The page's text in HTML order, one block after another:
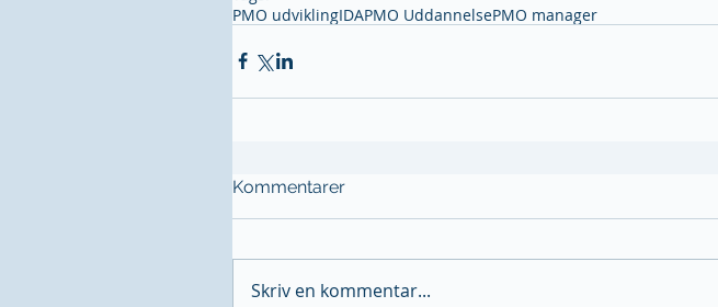
PMO udviklingIDAPMO UddannelsePMO manager
Kommentarer
Skriv en kommentar...